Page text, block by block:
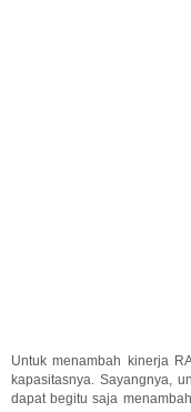
Untuk menambah kinerja
kapasitasnya. Sayangnya,
dapat begitu saja